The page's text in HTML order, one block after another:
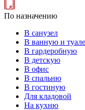
По назначению
В санузел
В ванную и
В гардеробную
В детскую
В офис
В спальню
В гостиную
Для кладовой
На кухню